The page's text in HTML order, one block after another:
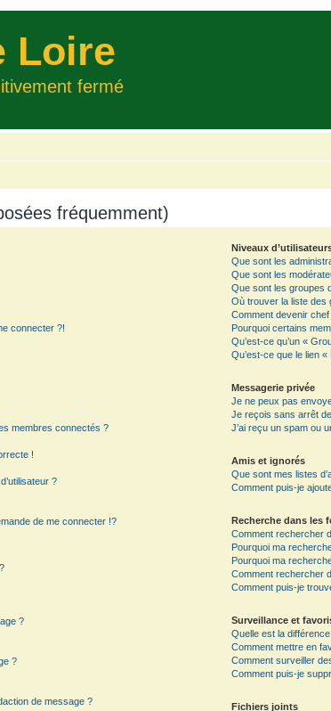
Loire
fermé
fréquemment)
connecter ?!
membres connectés ?
!
?
de me connecter !?
?
?
de message ?
Niveaux
Que sont les
Que sont les
Que sont les groupes
Où trouver la liste des
Comment devenir
Pourquoi certains
Qu’est-ce qu’un «
Qu’est-ce que le lien «
Messagerie privée
Je ne peux pas
Je reçois sans arrêt
J’ai reçu un spam ou
Amis et ignorés
Que sont mes listes
Comment puis-je
Recherche dans les
Comment rechercher
Pourquoi ma
Pourquoi ma
Comment rechercher
Comment puis-je
Surveillance et
Quelle est la
Comment mettre en
Comment surveiller
Comment puis-je
Fichiers joints